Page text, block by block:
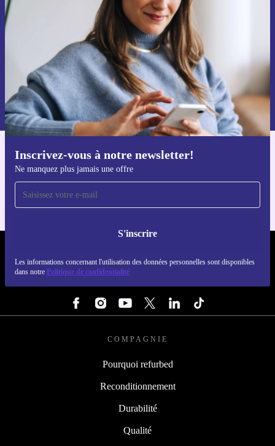
Inscrivez-vous à notre newsletter!
Ne manquez plus jamais une offre
S'inscrire
Les informations concernant l'utilisation des données personnelles sont disponibles
dans notre Politique de confidentialité
Ne manquez plus aucune offre.
S'inscrire
Retrouvez les informations sur l'utilisation des données personnelles
dans notre
politique de confidentialité.
Téléchargez l'application refurbed
Pour iOS et Android
COMPAGNIE
Pourquoi refurbed
Reconditionnement
Durabilité
Qualité